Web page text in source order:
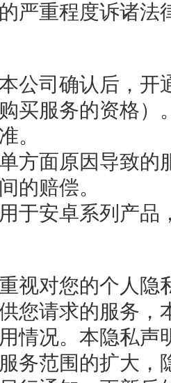
严重程度诉诸法
公司确认后，
买服务的资格
。
方面原因导致
的赔偿。
于安卓系列产品
视对您的个人隐
您请求的服务，
情况。本隐私声
务范围的扩大